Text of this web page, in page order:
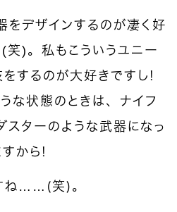
をデザインするのが凄く好
笑)。私もこういうユニー
するのが大好きですし！
な状態のときは、ナイフ
スターのような武器になっ
から！
……（笑）。